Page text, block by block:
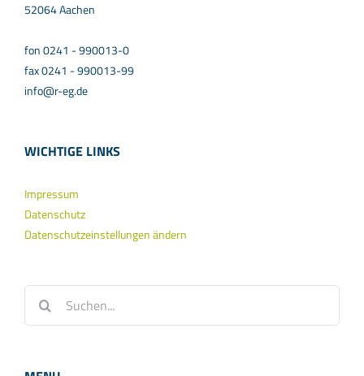
52064 Aachen
fon 0241 - 990013-0
fax 0241 - 990013-99
info@r-eg.de
WICHTIGE LINKS
Impressum
Datenschutz
Datenschutzeinstellungen ändern
nach: